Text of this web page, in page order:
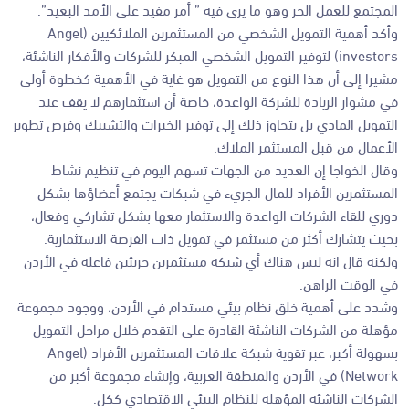
المجتمع للعمل الحر وهو ما يرى فيه ” أمر مفيد على الأمد البعيد”.
وأكد أهمية التمويل الشخصي من المستثمرين الملائكيين (Angel
investors) لتوفير التمويل الشخصي المبكر للشركات والأفكار الناشئة،
مشيرا إلى أن هذا النوع من التمويل هو غاية في الأهمية كخطوة أولى
في مشوار الريادة للشركة الواعدة، خاصة أن استثمارهم لا يقف عند
التمويل المادي بل يتجاوز ذلك إلى توفير الخبرات والتشبيك وفرص تطوير
الأعمال من قبل المستثمر الملاك.
وقال الخواجا إن العديد من الجهات تسهم اليوم في تنظيم نشاط
المستثمرين الأفراد للمال الجريء في شبكات يجتمع أعضاؤها بشكل
دوري للقاء الشركات الواعدة والاستثمار معها بشكل تشاركي وفعال،
بحيث يتشارك أكثر من مستثمر في تمويل ذات الفرصة الاستثمارية.
ولكنه قال انه ليس هناك أي شبكة مستثمرين جريئين فاعلة في الأردن
في الوقت الراهن.
وشدد على أهمية خلق نظام بيئي مستدام في الأردن، ووجود مجموعة
مؤهلة من الشركات الناشئة القادرة على التقدم خلال مراحل التمويل
بسهولة أكبر، عبر تقوية شبكة علاقات المستثمرين الأفراد (Angel
Network) في الأردن والمنطقة العربية، وإنشاء مجموعة أكبر من
الشركات الناشئة المؤهلة للنظام البيئي الاقتصادي ككل.